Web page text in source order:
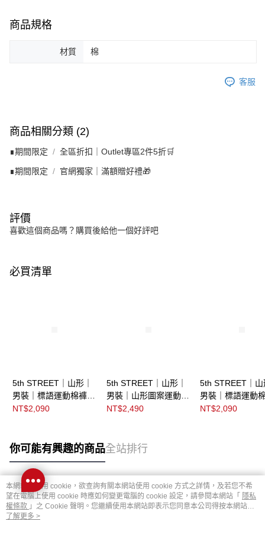
商品規格
材質 棉
客服
商品相關分類 (2)
∎期間限定 全區折扣｜Outlet專區2件5折🛒
∎期間限定 官網獨家｜滿額贈好禮🎁
評價
喜歡這個商品嗎？購買後給他一個好評吧
必買清單
5th STREET｜山形｜
男裝｜標語運動棉褲｜
黑色
NT$2,090
5th STREET｜山形｜
男裝｜山形圖案運動棉
褲｜中灰色
NT$2,490
5th STREET｜山
男裝｜標語運動
黑灰色
NT$2,090
你可能有興趣的商品全站排行
熱門標籤
本網站中使用 cookie，欲查詢有關本網站使用 cookie 方式之詳情，及若您不希
望在電腦上使用 cookie 時應如何變更電腦的 cookie 設定，請參閱本網站「 隱私
權條款 」之 Cookie 聲明。您繼續使用本網站即表示您同意本公司得按本網站使
用條款之 Cookie 聲明使用 cookie。
了解更多 >